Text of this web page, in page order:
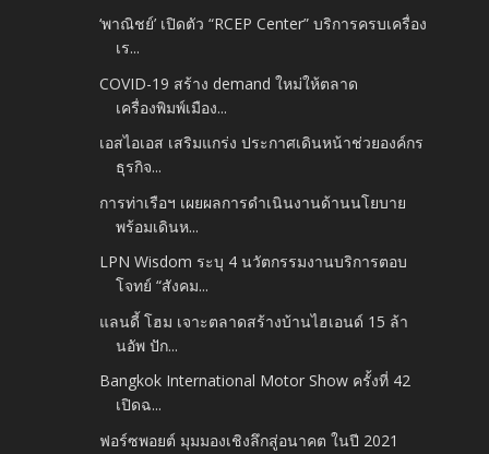
‘พาณิชย์’ เปิดตัว “RCEP Center” บริการครบเครื่อง
เร...
COVID-19 สร้าง demand ใหม่ให้ตลาด
เครื่องพิมพ์เมือง...
เอสไอเอส เสริมแกร่ง ประกาศเดินหน้าช่วยองค์กร
ธุรกิจ...
การท่าเรือฯ เผยผลการดำเนินงานด้านนโยบาย
พร้อมเดินห...
LPN Wisdom ระบุ 4 นวัตกรรมงานบริการตอบ
โจทย์ “สังคม...
แลนดี้ โฮม เจาะตลาดสร้างบ้านไฮเอนด์ 15 ล้า
นอัพ ปัก...
Bangkok International Motor Show ครั้งที่ 42
เปิดฉ...
ฟอร์ซพอยต์ มุมมองเชิงลึกสู่อนาคต ในปี 2021